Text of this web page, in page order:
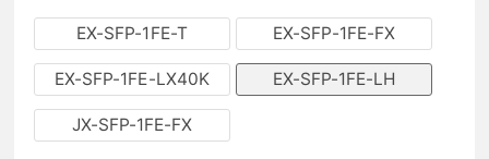
EX-SFP-1FE-T EX-SFP-1FE-FX
EX-SFP-1FE-LX40K EX-SFP-1FE-LH
JX-SFP-1FE-FX